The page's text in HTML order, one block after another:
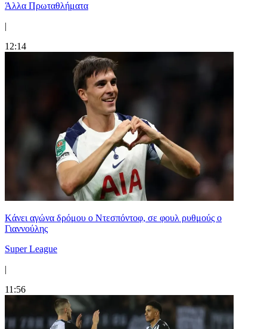
Άλλα Πρωταθλήματα
|
12:14
Kάνει αγώνα δρόμου ο Ντεσπόντοφ, σε φουλ ρυθμούς ο
Γιαννούλης
Super League
|
11:56